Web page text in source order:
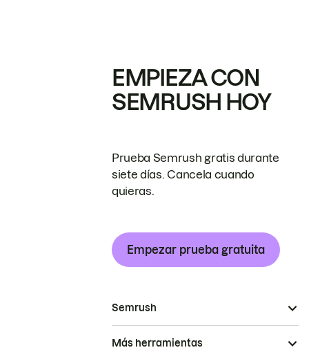
EMPIEZA CON
SEMRUSH HOY
Prueba Semrush gratis durante
siete días. Cancela cuando
quieras.
Empezar prueba gratuita
Semrush
Más herramientas